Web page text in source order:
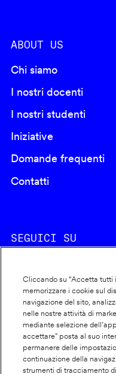
ABOUT US
Chi siamo
I nostri docenti
I nostri studenti
Iniziative
Domande frequenti
Contatti
SEGUICI SU
Footer
info
Cookie policy
Dichiarazione di
Privacy
Cliccando su “Accetta tutti
memorizzare i cookie sul
navigazione del sito,
nelle nostre attività di
mediante selezione
accettare" posta al suo
permanere delle
continuazione della
strumenti di tracciamento